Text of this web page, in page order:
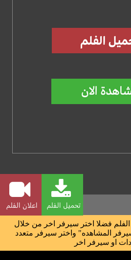
تحميل الفلم اعلان الفلم
فضلا اختر سيرفر اخر من خلال
المشاهده" واختر سيرفر متعدد
او سيرفر اخر